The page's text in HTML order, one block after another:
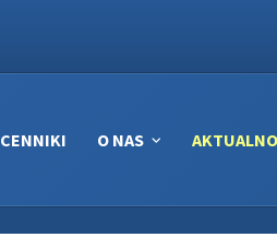
CENNIKI O NAS